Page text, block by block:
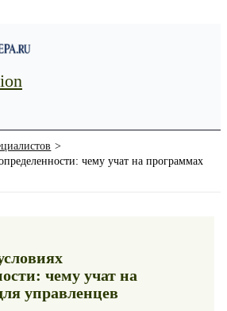
чему учат на программах
чему учат на
управленцев